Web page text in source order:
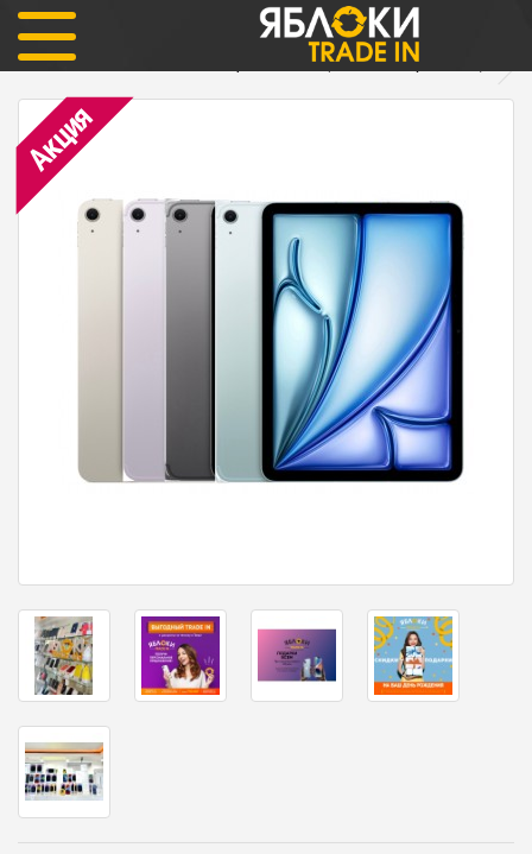
Планшеты iPad Air 11/13 M4 (2026)
iPad Air 11 M4 256Gb Wi-Fi Официальный (цвета в ассортименте)
Акция